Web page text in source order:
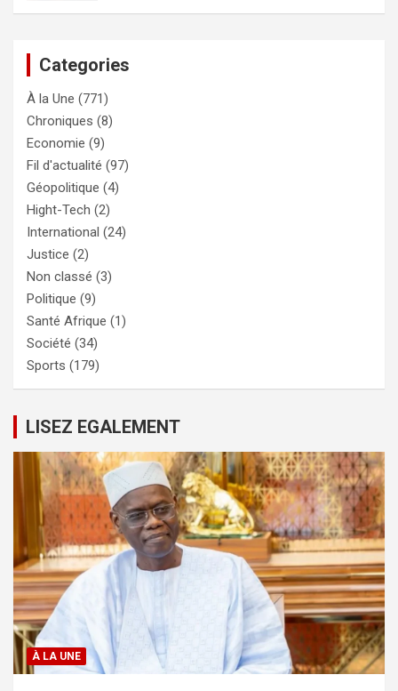
Categories
À la Une (771)
Chroniques (8)
Economie (9)
Fil d'actualité (97)
Géopolitique (4)
Hight-Tech (2)
International (24)
Justice (2)
Non classé (3)
Politique (9)
Santé Afrique (1)
Société (34)
Sports (179)
LISEZ EGALEMENT
À LA UNE